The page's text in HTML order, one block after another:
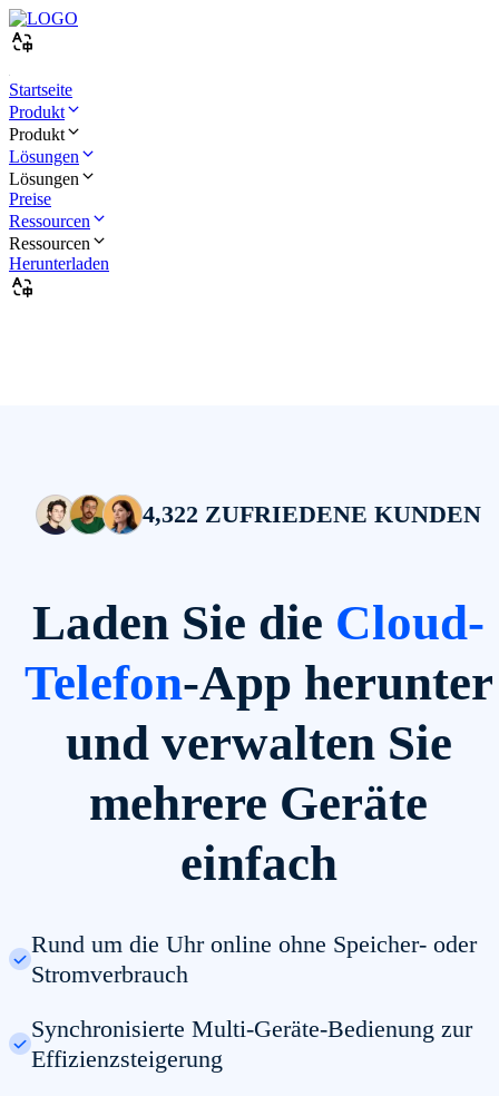
Startseite
Produkt
Produkt
Lösungen
Lösungen
Preise
Ressourcen
Ressourcen
Herunterladen
4,322 ZUFRIEDENE KUNDEN
Laden Sie die Cloud-
Telefon-App herunter
und verwalten Sie
mehrere Geräte
einfach
Rund um die Uhr online ohne Speicher- oder
Stromverbrauch
Synchronisierte Multi-Geräte-Bedienung zur
Effizienzsteigerung